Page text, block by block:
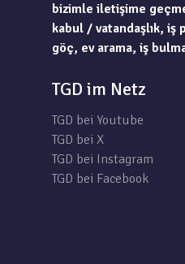
bizimle iletişime
kabul / vatandaşlık, iş
göç, ev arama, iş
TGD im Netz
TGD bei Youtube
TGD bei X
TGD bei Instagram
TGD bei Facebook